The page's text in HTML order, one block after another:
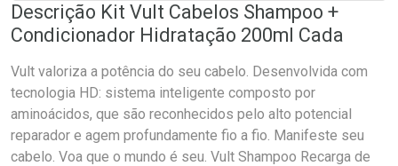
Descrição Kit Vult Cabelos Shampoo +
Condicionador Hidratação 200ml Cada
Vult valoriza a potência do seu cabelo. Desenvolvida com
tecnologia HD: sistema inteligente composto por
aminoácidos, que são reconhecidos pelo alto potencial
reparador e agem profundamente fio a fio. Manifeste seu
cabelo. Voa que o mundo é seu. Vult Shampoo Recarga de